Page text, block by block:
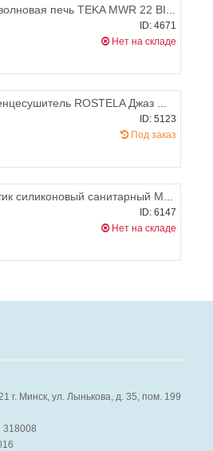
Микроволновая печь TEKA MWR 22 BI AB
ID: 4671
Нет на складе
Полотенцесушитель ROSTELA Джаз W Ду-32 600х500 мм
ID: 5123
Под заказ
Герметик силиконовый санитарный МОМЕНТ "Силикотек" 280 мл
ID: 6147
Нет на складе
г. Минск, ул. Лынькова, д. 35, пом. 199
318008